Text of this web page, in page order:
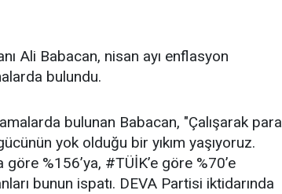
Ali Babacan, nisan ayı enflasyon
bulundu.
bulunan Babacan, "Çalışarak para
yok olduğu bir yıkım yaşıyoruz.
göre %156’ya, #TÜİK’e göre %70’e
bunun ispatı. DEVA Partisi iktidarında